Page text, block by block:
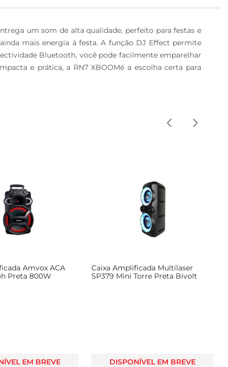
um som de alta qualidade, perfeito para festas e
mais energia à festa. A função DJ Effect permite
Bluetooth, você pode facilmente emparelhar
e prática, a RN7 XBOOMé a escolha certa para
Amvox ACA
Preta 800W
EM BREVE
Caixa Amplificada Multilaser
SP379 Mini Torre Preta Bivolt
DISPONÍVEL EM BREVE